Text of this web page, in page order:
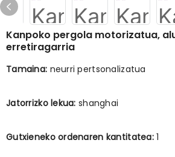
Kanpoko pergola motorizatua,
erretiragarria
Tamaina: neurri pertsonalizatua
Jatorrizko lekua:shanghai
Gutxieneko ordenaren kantitatea:1